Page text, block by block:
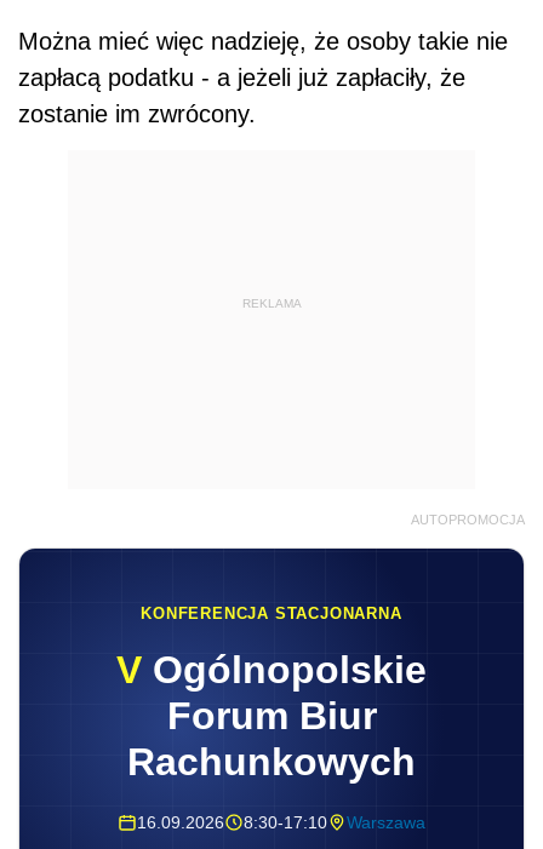
Można mieć więc nadzieję, że osoby takie nie
zapłacą podatku - a jeżeli już zapłaciły, że
zostanie im zwrócony.
REKLAMA
AUTOPROMOCJA
KONFERENCJA STACJONARNA
V Ogólnopolskie
Forum Biur
Rachunkowych
16.09.2026 8:30-17:10 Warszawa